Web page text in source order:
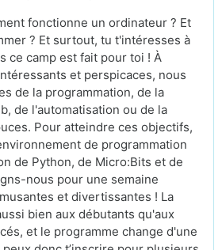
fonctionne un ordinateur ? Et
? Et surtout, tu t'intéresses à
ce camp est fait pour toi ! À
et perspicaces, nous
de la programmation, de la
de l'automatisation ou de la
Pour atteindre ces objectifs,
de programmation
de Python, de Micro:Bits et de
nous pour une semaine
et divertissantes ! La
bien aux débutants qu'aux
et le programme change d'une